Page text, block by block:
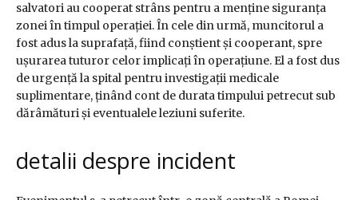
salvatori au cooperat strâns pentru a menține siguranța
zonei în timpul operației. În cele din urmă, muncitorul a
fost adus la suprafață, fiind conștient și cooperant, spre
ușurarea tuturor celor implicați în operațiune. El a fost dus
de urgență la spital pentru investigații medicale
suplimentare, ținând cont de durata timpului petrecut sub
dărâmături și eventualele leziuni suferite.
detalii despre incident